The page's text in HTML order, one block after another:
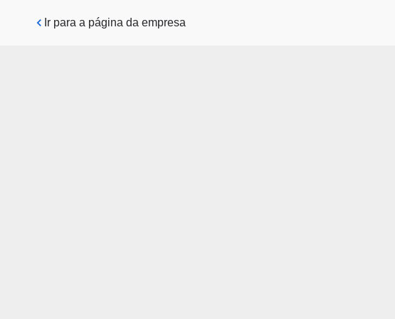
Pular para o conteúdo principal
Ir para a página da empresa